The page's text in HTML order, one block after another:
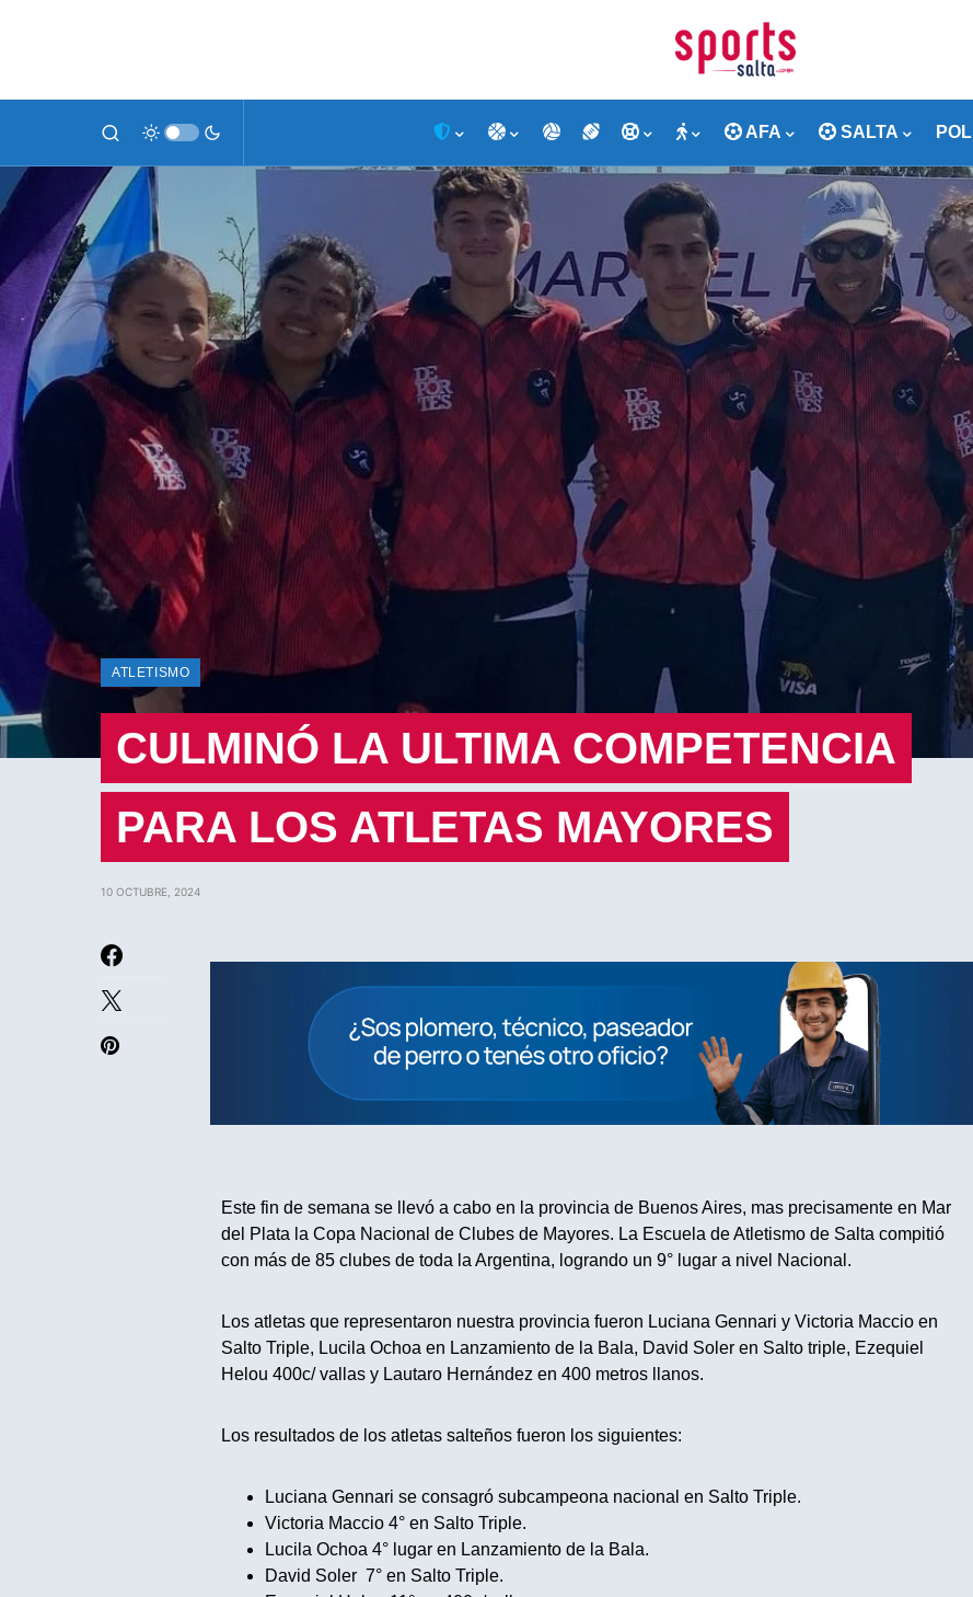
AFA SALTA POLI
ATLETISMO
CULMINÓ LA ULTIMA COMPETENCIA
PARA LOS ATLETAS MAYORES
10 OCTUBRE, 2024
Este fin de semana se llevó a cabo en la provincia de Buenos Aires, mas precisamente en Mar
del Plata la Copa Nacional de Clubes de Mayores. La Escuela de Atletismo de Salta compitió
con más de 85 clubes de toda la Argentina, logrando un 9° lugar a nivel Nacional.
Los atletas que representaron nuestra provincia fueron Luciana Gennari y Victoria Maccio en
Salto Triple, Lucila Ochoa en Lanzamiento de la Bala, David Soler en Salto triple, Ezequiel
Helou 400c/ vallas y Lautaro Hernández en 400 metros llanos.
Los resultados de los atletas salteños fueron los siguientes:
Luciana Gennari se consagró subcampeona nacional en Salto Triple.
Victoria Maccio 4° en Salto Triple.
Lucila Ochoa 4° lugar en Lanzamiento de la Bala.
David Soler 7° en Salto Triple.